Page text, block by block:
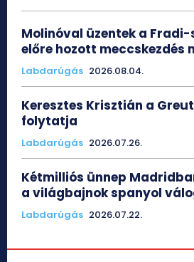
Molinóval üzentek a
előre hozott meccskezdés
Labdarúgás 2026.08.04.
Keresztes Krisztián a
folytatja
Labdarúgás 2026.07.26.
Kétmilliós ünnep
a világbajnok spanyol
Labdarúgás 2026.07.22.